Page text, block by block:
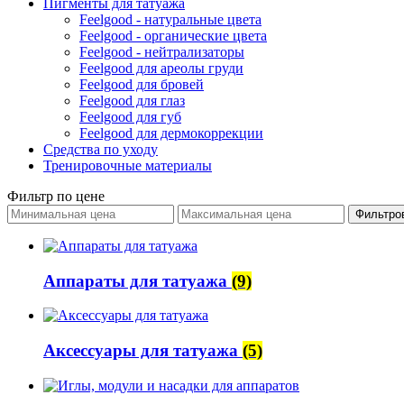
Пигменты для татуажа
Feelgood - натуральные цвета
Feelgood - органические цвета
Feelgood - нейтрализаторы
Feelgood для ареолы груди
Feelgood для бровей
Feelgood для глаз
Feelgood для губ
Feelgood для дермокоррекции
Средства по уходу
Тренировочные материалы
Фильтр по цене
Аппараты для татуажа (9)
Аксессуары для татуажа (5)